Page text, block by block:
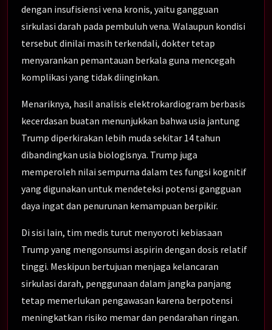
dengan insufisiensi vena kronis, yaitu gangguan
sirkulasi darah pada pembuluh vena. Walaupun kondisi
tersebut dinilai masih terkendali, dokter tetap
menyarankan pemantauan berkala guna mencegah
komplikasi yang tidak diinginkan.
Menariknya, hasil analisis elektrokardiogram berbasis
kecerdasan buatan menunjukkan bahwa usia jantung
Trump diperkirakan lebih muda sekitar 14 tahun
dibandingkan usia biologisnya. Trump juga
memperoleh nilai sempurna dalam tes fungsi kognitif
yang digunakan untuk mendeteksi potensi gangguan
daya ingat dan penurunan kemampuan berpikir.
Di sisi lain, tim medis turut menyoroti kebiasaan
Trump yang mengonsumsi aspirin dengan dosis relatif
tinggi. Meskipun bertujuan menjaga kelancaran
sirkulasi darah, penggunaan dalam jangka panjang
tetap memerlukan pengawasan karena berpotensi
meningkatkan risiko memar dan pendarahan ringan.